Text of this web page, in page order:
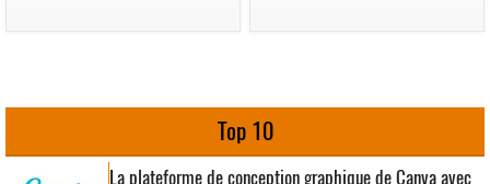
Top 10
La plateforme de conception graphique de Canva avec